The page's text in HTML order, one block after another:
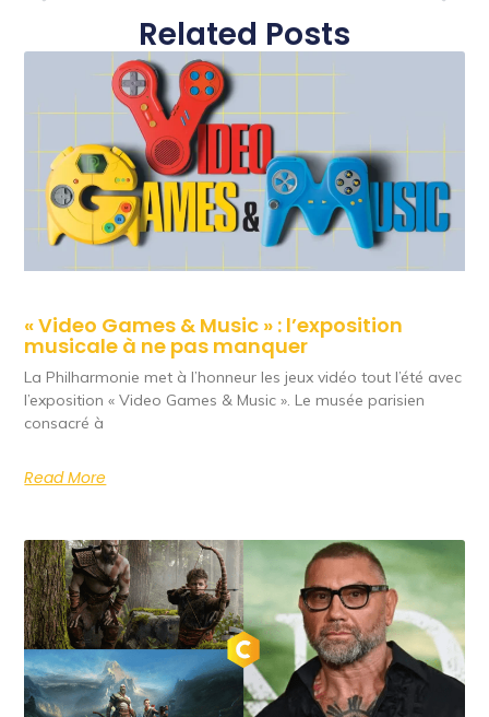
Related Posts
« Video Games & Music » : l’exposition
musicale à ne pas manquer
La Philharmonie met à l’honneur les jeux vidéo tout l’été avec
l’exposition « Video Games & Music ». Le musée parisien
consacré à
Read More